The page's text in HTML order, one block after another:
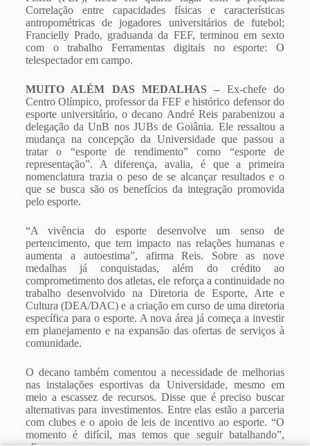
Correlação entre capacidades físicas e características
antropométricas de jogadores universitários de futebol;
Francielly Prado, graduanda da FEF, terminou em sexto
com o trabalho Ferramentas digitais no esporte: O
telespectador em campo.
MUITO ALÉM DAS MEDALHAS – Ex-chefe do
Centro Olímpico, professor da FEF e histórico defensor do
esporte universitário, o decano André Reis parabenizou a
delegação da UnB nos JUBs de Goiânia. Ele ressaltou a
mudança na concepção da Universidade que passou a
tratar o “esporte de rendimento” como “esporte de
representação”. A diferença, avalia, é que a primeira
nomenclatura trazia o peso de se alcançar resultados e o
que se busca são os benefícios da integração promovida
pelo esporte.
“A vivência do esporte desenvolve um senso de
pertencimento, que tem impacto nas relações humanas e
aumenta a autoestima”, afirma Reis. Sobre as nove
medalhas já conquistadas, além do crédito ao
comprometimento dos atletas, ele reforça a continuidade no
trabalho desenvolvido na Diretoria de Esporte, Arte e
Cultura (DEA/DAC) e a criação em curso de uma diretoria
específica para o esporte. A nova área já começa a investir
em planejamento e na expansão das ofertas de serviços à
comunidade.
O decano também comentou a necessidade de melhorias
nas instalações esportivas da Universidade, mesmo em
meio a escassez de recursos. Disse que é preciso buscar
alternativas para investimentos. Entre elas estão a parceria
com clubes e o apoio de leis de incentivo ao esporte. “O
momento é difícil, mas temos que seguir batalhando”,